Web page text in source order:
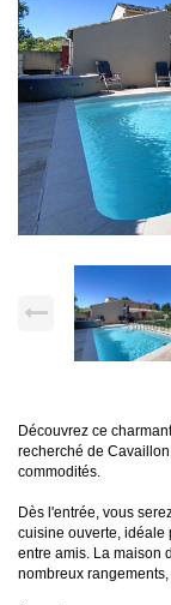
Découvrez ce
recherché de
commodités.
Dès l'entrée, vous
cuisine ouverte, idéale
entre amis. La maison
nombreux